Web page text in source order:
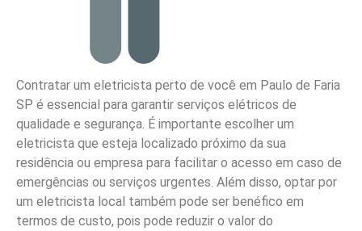
Contratar um eletricista perto de você em Paulo de Faria
SP é essencial para garantir serviços elétricos de
qualidade e segurança. É importante escolher um
eletricista que esteja localizado próximo da sua
residência ou empresa para facilitar o acesso em caso de
emergências ou serviços urgentes. Além disso, optar por
um eletricista local também pode ser benéfico em
termos de custo, pois pode reduzir o valor do